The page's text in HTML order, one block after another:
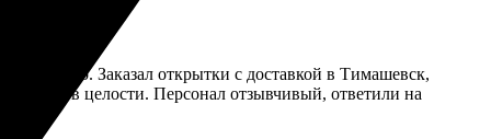
понятно. Заказал открытки с доставкой в Тимашевск,
пришло в целости. Персонал отзывчивый, ответили на